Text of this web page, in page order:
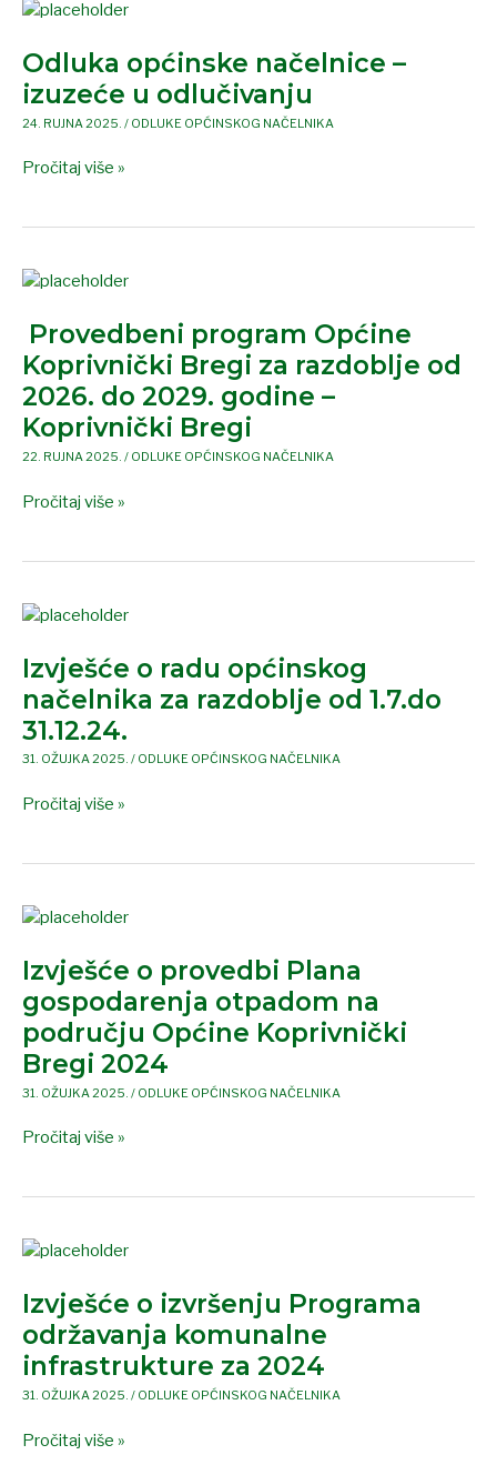
Odluka općinske načelnice –
izuzeće u odlučivanju
24. RUJNA 2025. / ODLUKE OPĆINSKOG NAČELNIKA
Odluka
načelnice
–
odlučivanju
Pročitaj više »
Provedbeni program Općine
Koprivnički Bregi za razdoblje od
2026. do 2029. godine –
Koprivnički Bregi
22. RUJNA 2025. / ODLUKE OPĆINSKOG NAČELNIKA
Provedbeni
Općine
Koprivnički
Bregi
za
razdoblje
od
do
godine
Koprivnički
Pročitaj više »
Izvješće o radu općinskog
načelnika za razdoblje od 1.7.do
31.12.24.
31. OŽUJKA 2025. / ODLUKE OPĆINSKOG NAČELNIKA
Izvješće
radu
općinskog
načelnika
za
razdoblje
1.7.do
Pročitaj više »
Izvješće o provedbi Plana
gospodarenja otpadom na
području Općine Koprivnički
Bregi 2024
31. OŽUJKA 2025. / ODLUKE OPĆINSKOG NAČELNIKA
Izvješće
provedbi
Plana
gospodarenja
otpadom
na
području
Koprivnički
2024
Pročitaj više »
Izvješće o izvršenju Programa
održavanja komunalne
infrastrukture za 2024
31. OŽUJKA 2025. / ODLUKE OPĆINSKOG NAČELNIKA
Izvješće
izvršenju
Programa
održavanja
komunalne
infrastrukture
2024
Pročitaj više »